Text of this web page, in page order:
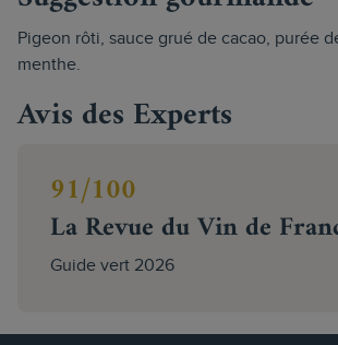
Pigeon rôti, sauce grué de cacao, purée
menthe.
Avis des Experts
91/100
La Revue du Vin de
Guide vert 2026